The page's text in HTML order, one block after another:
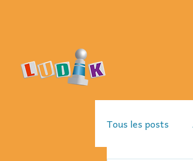
Tous les posts